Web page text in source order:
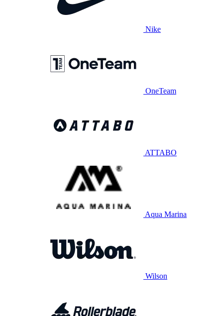
Nike
OneTeam
ATTABO
Aqua Marina
Wilson